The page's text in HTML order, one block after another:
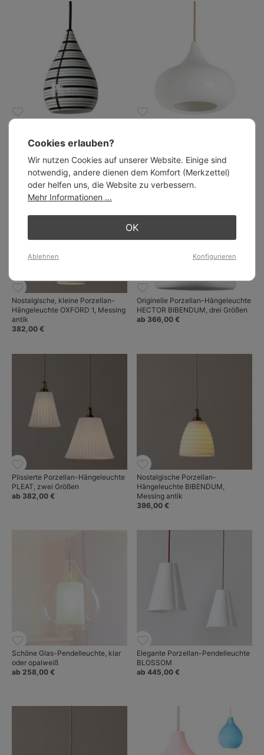
ab 449,00 €
Nostalgische, kleine Porzellan-
Hängeleuchte OXFORD 1, Messing
antik
382,00 €
Originelle Porzellan-Hängeleuchte
HECTOR BIBENDUM, drei Größen
ab 366,00 €
Plissierte Porzellan-Hängeleuchte
PLEAT, zwei Größen
ab 382,00 €
Nostalgische Porzellan-
Hängeleuchte BIBENDUM,
Messing antik
396,00 €
Schöne Glas-Pendelleuchte, klar
oder opalweiß
ab 258,00 €
Elegante Porzellan-Pendelleuchte
BLOSSOM
ab 445,00 €
Cookies erlauben?
Wir nutzen Cookies auf unserer Website. Einige sind
notwendig, andere dienen dem Komfort (Merkzettel)
oder helfen uns, die Website zu verbessern.
Mehr Informationen ...
OK
Ablehnen Konfigurieren